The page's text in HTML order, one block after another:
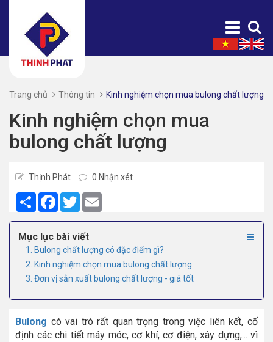
Trang chủ Thông tin Kinh nghiệm chọn mua bulong chất lượng
Kinh nghiệm chọn mua
bulong chất lượng
Thịnh Phát 0 Nhận xét
Share Facebook
Twitter
Mục lục bài viết
1. Bulong chất lượng có đặc điểm gì?
2. Kinh nghiệm chọn mua bulong chất lượng
3. Đơn vị sản xuất bulong chất lượng - giá tốt
Bulong có vai trò rất quan trọng trong việc liên kết, cố
định các chi tiết máy móc, cơ khí, cơ điện, xây dựng,... vì